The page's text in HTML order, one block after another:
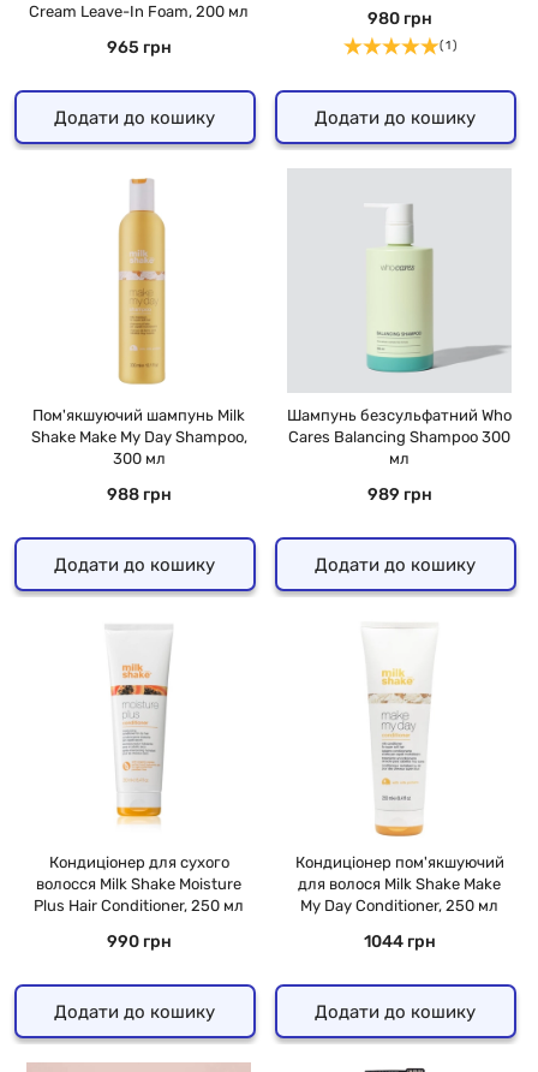
Cream Leave-In Foam, 200 мл
965 грн
Додати до кошику
980 грн
( 1 )
Додати до кошику
Пом'якшуючий шампунь Milk
Shake Make My Day Shampoo,
300 мл
988 грн
Додати до кошику
Шампунь безсульфатний Who
Cares Balancing Shampoo 300
мл
989 грн
Додати до кошику
Кондиціонер для сухого
волосся Milk Shake Moisture
Plus Hair Conditioner, 250 мл
990 грн
Додати до кошику
Кондиціонер пом'якшуючий
для волося Milk Shake Make
My Day Conditioner, 250 мл
1044 грн
Додати до кошику